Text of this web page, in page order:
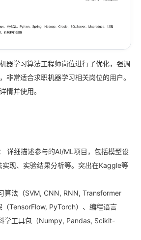
器学习算法工程师岗位进行了优化，强调
非常适合求职机器学习相关岗位的用户。
情并使用。
详细描述参与的AI/ML项目，包括模型设
实现、实验结果分析等。突出在Kaggle等
算法（SVM, CNN, RNN, Transformer
（TensorFlow, PyTorch）、编程语言
学工具包（Numpy, Pandas, Scikit-